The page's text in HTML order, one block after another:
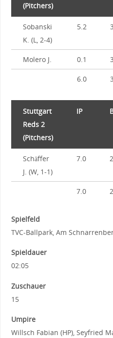
(Pitchers)
Sobanski
K. (L, 2-4)
5.2
Molero J. 0.1 3
6.0
Stuttgart
Reds 2
(Pitchers)
IP
Schäffer
J. (W, 1-1)
7.0
7.0
Spielfeld
TVC-Ballpark, Am
Spieldauer
02:05
Zuschauer
15
Umpire
Willsch Fabian (HP), Seyfried